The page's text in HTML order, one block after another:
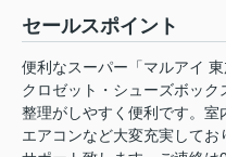
セールスポイント
便利なスーパー「マルアイ
クロゼット・シューズボッ
整理がしやすく便利です。室
エアコンなど大変充実して